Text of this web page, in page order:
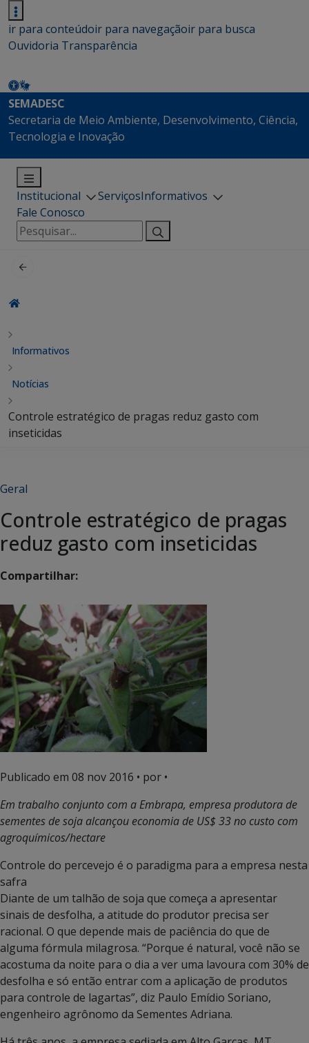
ir para conteúdoir para navegaçãoir para busca
Ouvidoria Transparência
SEMADESC
Secretaria de Meio Ambiente, Desenvolvimento, Ciência,
Tecnologia e Inovação
Institucional ServiçosInformativos
Fale Conosco
Pesquisar
por:
Informativos
Notícias
Controle estratégico de pragas reduz gasto com
inseticidas
Geral
Controle estratégico de pragas
reduz gasto com inseticidas
Compartilhar:
Publicado em 08 nov 2016 • por •
Em trabalho conjunto com a Embrapa, empresa produtora de
sementes de soja alcançou economia de US$ 33 no custo com
agroquímicos/hectare
Controle do percevejo é o paradigma para a empresa nesta
safra
Diante de um talhão de soja que começa a apresentar
sinais de desfolha, a atitude do produtor precisa ser
racional. O que depende mais de paciência do que de
alguma fórmula milagrosa. “Porque é natural, você não se
acostuma da noite para o dia a ver uma lavoura com 30% de
desfolha e só então entrar com a aplicação de produtos
para controle de lagartas”, diz Paulo Emídio Soriano,
engenheiro agrônomo da Sementes Adriana.